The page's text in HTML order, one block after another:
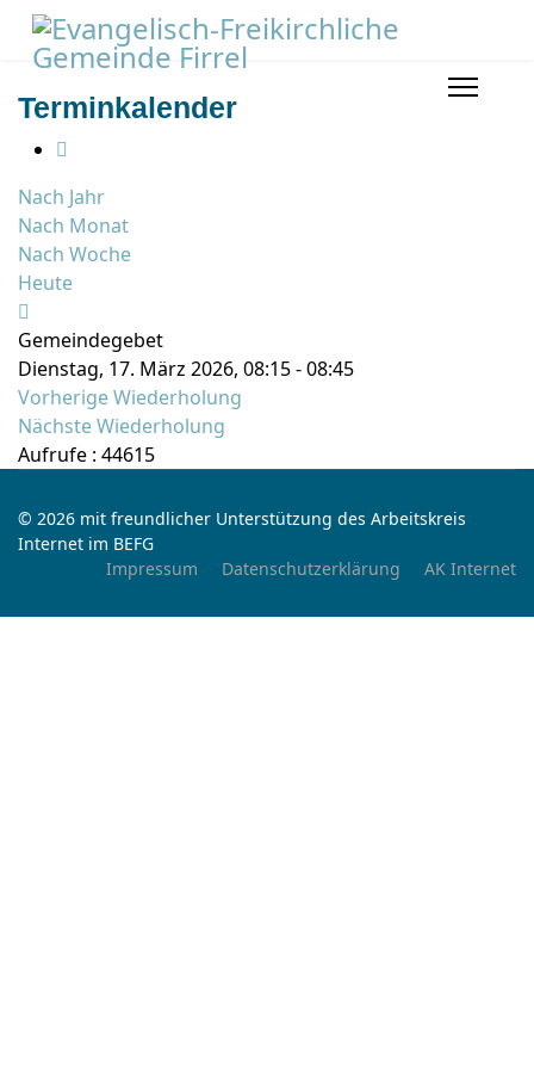
Terminkalender
Nach Jahr
Nach Monat
Nach Woche
Heute
Gemeindegebet
Dienstag, 17. März 2026, 08:15 - 08:45
Vorherige Wiederholung
Nächste Wiederholung
Aufrufe : 44615
© 2026 mit freundlicher Unterstützung des Arbeitskreis
Internet im BEFG
Impressum
Datenschutzerklärung AK Internet